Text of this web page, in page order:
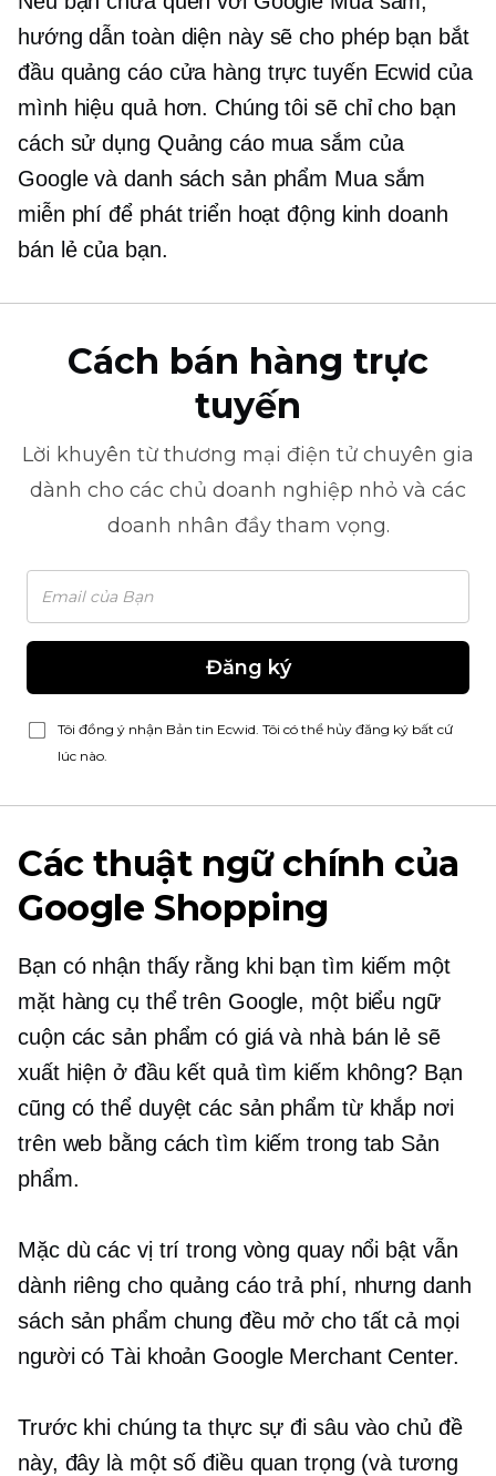
hướng dẫn toàn diện này sẽ cho phép bạn bắt
đầu quảng cáo cửa hàng trực tuyến Ecwid của
mình hiệu quả hơn. Chúng tôi sẽ chỉ cho bạn
cách sử dụng Quảng cáo mua sắm của
Google và danh sách sản phẩm Mua sắm
miễn phí để phát triển hoạt động kinh doanh
bán lẻ của bạn.
Cách bán hàng trực
tuyến
Lời khuyên từ thương mại điện tử chuyên gia
dành cho các chủ doanh nghiệp nhỏ và các
doanh nhân đầy tham vọng.
Đăng ký
Tôi đồng ý nhận Bản tin Ecwid. Tôi có thể hủy đăng ký bất cứ
lúc nào.
Các thuật ngữ chính của
Google Shopping
Bạn có nhận thấy rằng khi bạn tìm kiếm một
mặt hàng cụ thể trên Google, một biểu ngữ
cuộn các sản phẩm có giá và nhà bán lẻ sẽ
xuất hiện ở đầu kết quả tìm kiếm không? Bạn
cũng có thể duyệt các sản phẩm từ khắp nơi
trên web bằng cách tìm kiếm trong tab Sản
phẩm.
Mặc dù các vị trí trong vòng quay nổi bật vẫn
dành riêng cho quảng cáo trả phí, nhưng danh
sách sản phẩm chung đều mở cho tất cả mọi
người có Tài khoản Google Merchant Center.
Trước khi chúng ta thực sự đi sâu vào chủ đề
này, đây là một số điều quan trọng (và tương